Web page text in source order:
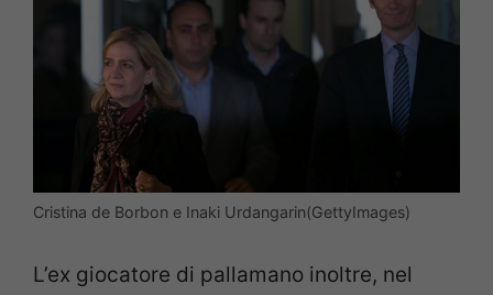
Cristina de Borbon e Inaki Urdangarin(GettyImages)
L’ex giocatore di pallamano inoltre, nel